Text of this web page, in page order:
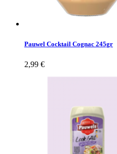
Pauwel Cocktail Cognac 245gr
2,99 €